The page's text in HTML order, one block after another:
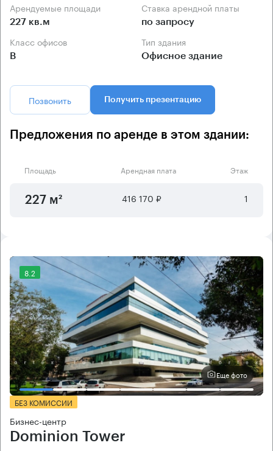
Арендуемые площади
227 кв.м
Ставка арендной платы
по запросу
Класс офисов
B
Тип здания
Офисное здание
Позвонить Получить презентацию
Предложения по аренде в этом здании:
Площадь Арендная плата Этаж
227 м² 416 170 ₽ 1
8.2
Еще фото
БЕЗ КОМИССИИ
Бизнес-центр
Dominion Tower